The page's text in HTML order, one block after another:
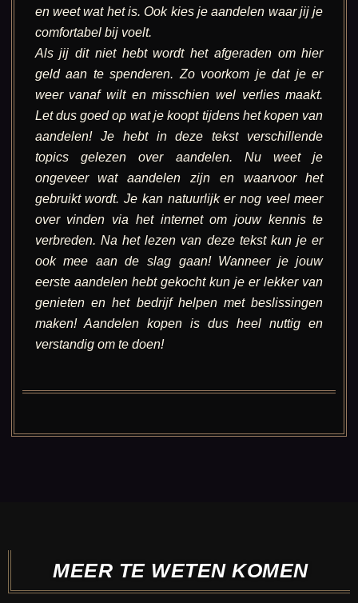
en weet wat het is. Ook kies je aandelen waar jij je
comfortabel bij voelt.
Als jij dit niet hebt wordt het afgeraden om hier
geld aan te spenderen. Zo voorkom je dat je er
weer vanaf wilt en misschien wel verlies maakt.
Let dus goed op wat je koopt tijdens het kopen van
aandelen! Je hebt in deze tekst verschillende
topics gelezen over aandelen. Nu weet je
ongeveer wat aandelen zijn en waarvoor het
gebruikt wordt. Je kan natuurlijk er nog veel meer
over vinden via het internet om jouw kennis te
verbreden. Na het lezen van deze tekst kun je er
ook mee aan de slag gaan! Wanneer je jouw
eerste aandelen hebt gekocht kun je er lekker van
genieten en het bedrijf helpen met beslissingen
maken! Aandelen kopen is dus heel nuttig en
verstandig om te doen!
MEER TE WETEN KOMEN